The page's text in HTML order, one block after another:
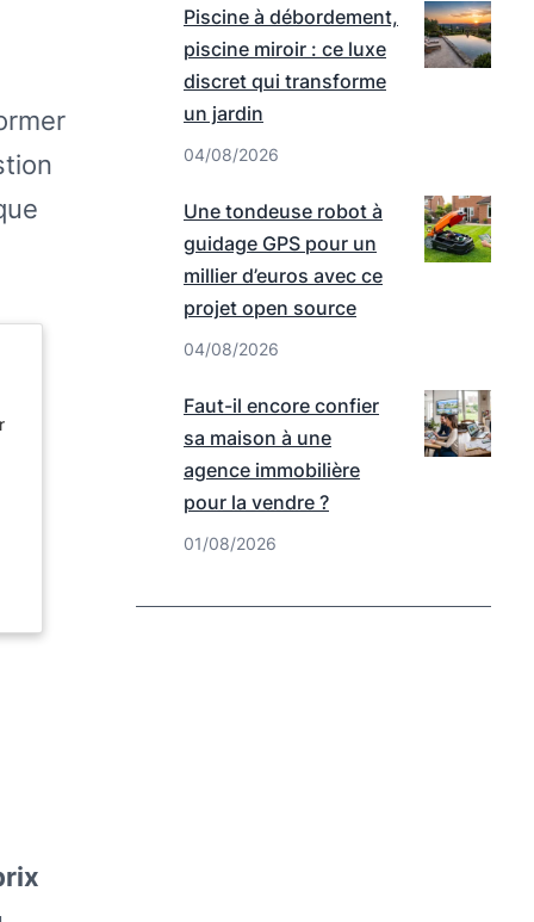
Piscine à débordement,
piscine miroir : ce luxe
discret qui transforme
un jardin
04/08/2026
Une tondeuse robot à
guidage GPS pour un
millier d’euros avec ce
projet open source
04/08/2026
Faut-il encore confier
sa maison à une
agence immobilière
pour la vendre ?
01/08/2026